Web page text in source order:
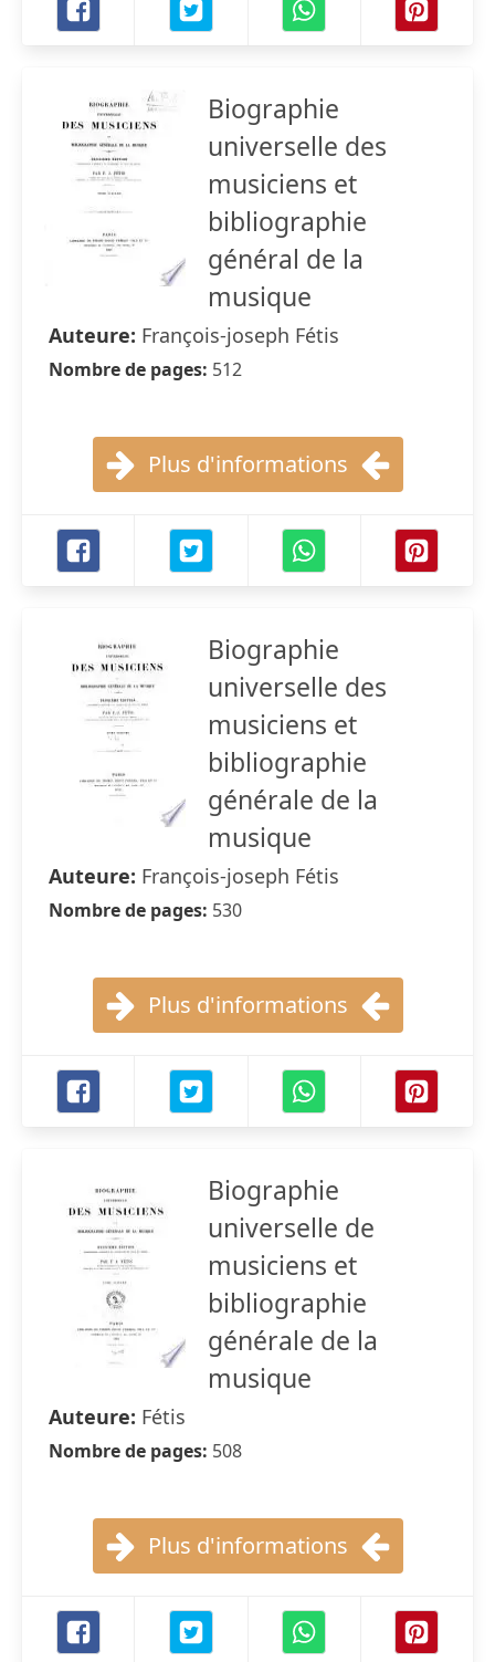
Biographie
universelle des
musiciens et
bibliographie
général de la
musique
Auteure: François-joseph Fétis
Nombre de pages: 512
Plus d'informations
Biographie
universelle des
musiciens et
bibliographie
générale de la
musique
Auteure: François-joseph Fétis
Nombre de pages: 530
Plus d'informations
Biographie
universelle de
musiciens et
bibliographie
générale de la
musique
Auteure: Fétis
Nombre de pages: 508
Plus d'informations